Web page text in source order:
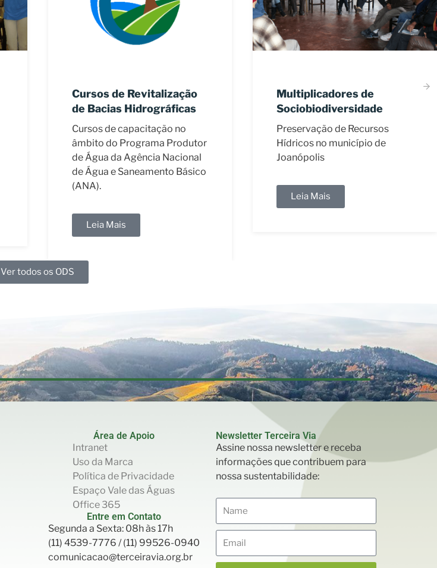
Multiplicadores de
Sociobiodiversidade
Preservação de Recursos
Hídricos no município de
Joanópolis
Promover o uso sustentável,
conservação e a preservação
dos Recursos Hídricos
Leia Mais
Ver todos os ODS
Área de Apoio
Intranet
Uso da Marca
Política de Privacidade
Espaço Vale das Águas
Office 365
Entre em Contato
Segunda a Sexta: 08h às 17h
(11) 4539-7776 / (11) 99526-0940
comunicacao@terceiravia.org.br
Newsletter Terceira Via
Assine nossa newsletter e receba
informações que contribuem para
nossa sustentabilidade: